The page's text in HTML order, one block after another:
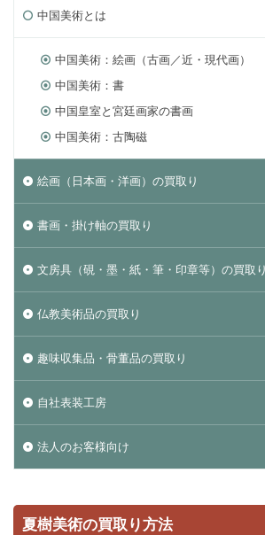
中国美術とは
中国美術：絵画（古画／近・現代画）
中国美術：書
中国皇室と宮廷画家の書画
中国美術：古陶磁
絵画（日本画・洋画）の買取り
書画・掛け軸の買取り
文房具（硯・墨・紙・筆・印章等）の買取り
仏教美術品の買取り
趣味収集品・骨董品の買取り
自社表装工房
法人のお客様向け
夏樹美術の買取り方法